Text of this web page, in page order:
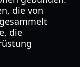
die von
die